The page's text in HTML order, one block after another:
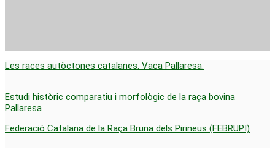
Les races autòctones catalanes. Vaca Pallaresa.
Estudi històric comparatiu i morfològic de la raça bovina
Pallaresa
Federació Catalana de la Raça Bruna dels Pirineus (FEBRUPI)